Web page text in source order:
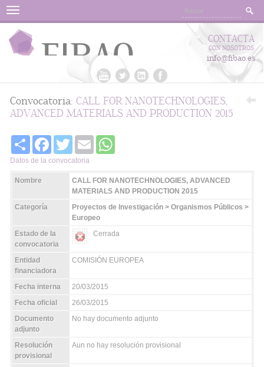
Menu
CONTACTA
CON NOSOTROS
info@fibao.es
Convocatoria: CALL FOR NANOTECHNOLOGIES,
ADVANCED MATERIALS AND PRODUCTION 2015
Share FacebookTwitter Email
Datos de la convocatoria
Nombre
CALL FOR NANOTECHNOLOGIES, ADVANCED
MATERIALS AND PRODUCTION 2015
Categoría
Proyectos de Investigación > Organismos Públicos >
Europeo
Estado de la
convocatoria
Cerrada
Entidad
financiadora
COMISIÓN EUROPEA
Fecha interna
20/03/2015
Fecha oficial
26/03/2015
Documento
adjunto
No hay documento adjunto
Resolución
provisional
Aun no hay resolución provisional